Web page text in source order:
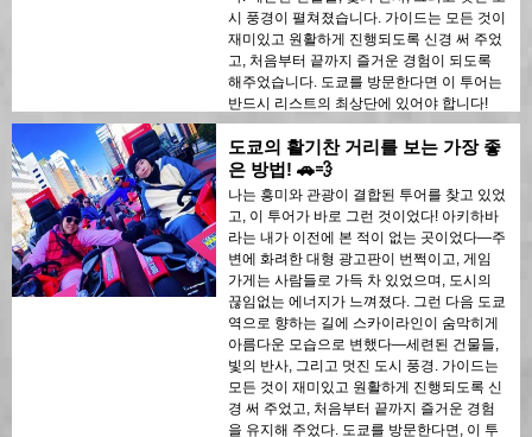
시 풍경이 펼쳐졌습니다. 가이드는 모든 것이
재미있고 원활하게 진행되도록 신경 써 주었
고, 처음부터 끝까지 즐거운 경험이 되도록
해주었습니다. 도쿄를 방문한다면 이 투어는
반드시 리스트의 최상단에 있어야 합니다!
도쿄의 활기찬 거리를 보는 가장 좋
은 방법! 🚗💨
나는 흥미와 관광이 결합된 투어를 찾고 있었
고, 이 투어가 바로 그런 것이었다! 아키하바
라는 내가 이전에 본 적이 없는 곳이었다—주
변에 화려한 대형 광고판이 번쩍이고, 게임
가게는 사람들로 가득 차 있었으며, 도시의
끊임없는 에너지가 느껴졌다. 그런 다음 도쿄
역으로 향하는 길에 스카이라인이 숨막히게
아름다운 모습으로 변했다—세련된 건물들,
빛의 반사, 그리고 멋진 도시 풍경. 가이드는
모든 것이 재미있고 원활하게 진행되도록 신
경 써 주었고, 처음부터 끝까지 즐거운 경험
을 유지해 주었다. 도쿄를 방문한다면, 이 투